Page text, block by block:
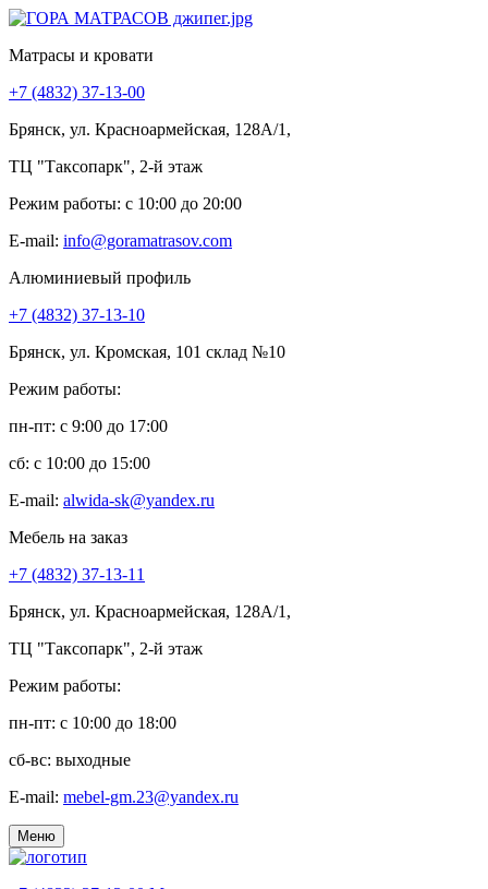
Матрасы и кровати
+7 (4832) 37-13-00
Брянск, ул. Красноармейская, 128А/1,
ТЦ "Таксопарк", 2-й этаж
Режим работы: c 10:00 до 20:00
E-mail: info@goramatrasov.com
Алюминиевый профиль
+7 (4832) 37-13-10
Брянск, ул. Кромская, 101 склад №10
Режим работы:
пн-пт: c 9:00 до 17:00
сб: c 10:00 до 15:00
E-mail: alwida-sk@yandex.ru
Мебель на заказ
+7 (4832) 37-13-11
Брянск, ул. Красноармейская, 128А/1,
ТЦ "Таксопарк", 2-й этаж
Режим работы:
пн-пт: c 10:00 до 18:00
сб-вс: выходные
E-mail: mebel-gm.23@yandex.ru
Меню